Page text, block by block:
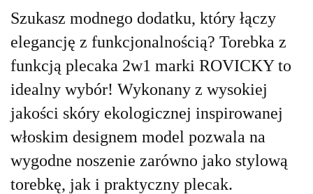
Szukasz modnego dodatku, który łączy
elegancję z funkcjonalnością? Torebka z
funkcją plecaka 2w1 marki ROVICKY to
idealny wybór! Wykonany z wysokiej
jakości skóry ekologicznej inspirowanej
włoskim designem model pozwala na
wygodne noszenie zarówno jako stylową
torebkę, jak i praktyczny plecak.